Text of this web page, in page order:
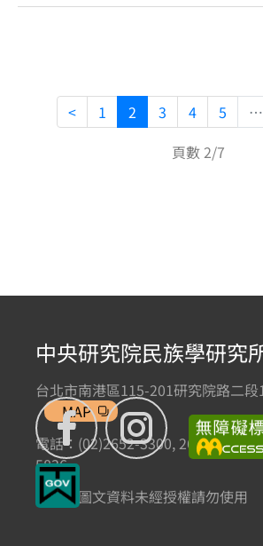
< 1 2 3 4 5 …
頁數 2/7
中央研究院民族學研究
台北市南港區115-201研究院路二
MAP
電話：(02)2652-3300, 2652-3301
5836
本網站圖文資料未經授權請勿使用